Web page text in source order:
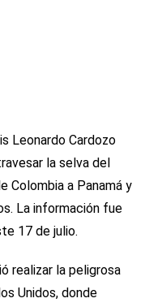
Leonardo Cardozo
la selva del
Colombia a Panamá y
La información fue
17 de julio.
realizar la peligrosa
Unidos, donde